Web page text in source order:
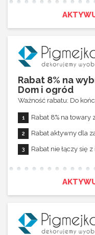
Rabat 8% na
Dom i ogród
Ważność rabatu: Do
Rabat 8% na towary
Rabat aktywny dla
Rabat nie łączy się